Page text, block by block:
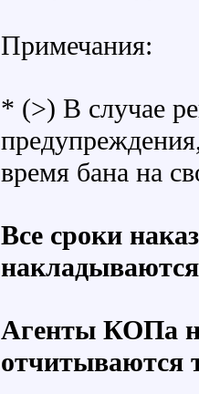
Примечания:
* (>) В случае
время бана на
Все сроки
Агенты КОПа
отчитываются